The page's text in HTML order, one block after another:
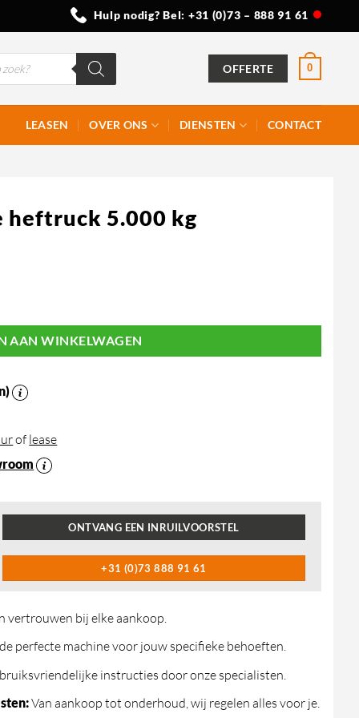
Hulp nodig? Bel: +31 (0)73 – 888 91 61
OFFERTE 0
LEASEN OVER ONS DIENSTEN CONTACT
heftruck 5.000 kg
AAN WINKELWAGEN
of lease
ONTVANG EEN INRUILVOORSTEL
+31 (0)73 888 91 61
vertrouwen bij elke aankoop.
perfecte machine voor jouw specifieke behoeften.
instructies door onze specialisten.
Van aankoop tot onderhoud, wij regelen alles voor je.